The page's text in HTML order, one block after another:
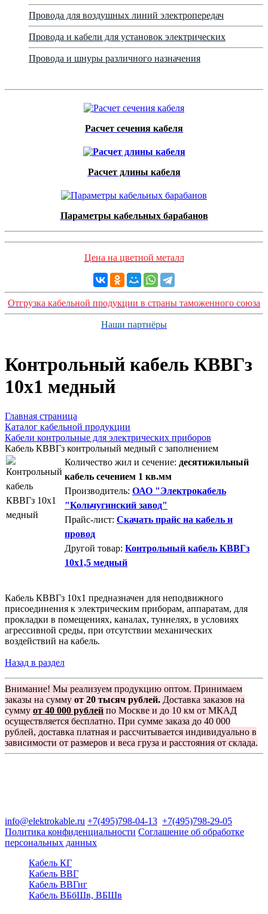
Провода для воздушных линий электропередач
Провода и кабели для установок электрических
Провода и шнуры различного назначения
Расчет сечения кабеля
Расчет длины кабеля
Параметры кабельных барабанов
Цена на цветной металл
Отгрузка кабельной продукции в страны таможенного союза
Наши партнёры
Контрольный кабель КВВГз
10х1 медный
Главная страница
Каталог кабельной продукции
Кабели контрольные для электрических приборов
Кабель КВВГз контрольный медный с заполнением
Количество жил и сечение: десятижильный
кабель сечением 1 кв.мм
Производитель: ОАО "Электрокабель
"Кольчугинский завод"
Прайс-лист: Скачать прайс на кабель и
провод
Другой товар: Контрольный кабель КВВГз
10х1,5 медный
Кабель КВВГз 10х1 предназначен для неподвижного
присоединения к электрическим приборам, аппаратам, для
прокладки в помещениях, каналах, туннелях, в условиях
агрессивной среды, при отсутствии механических
воздействий на кабель.
Назад в раздел
Внимание! Мы реализуем продукцию оптом. Принимаем
заказы на сумму от 20 тысяч рублей. Доставка заказов на
сумму от 40 000 рублей по Москве и до 10 км от МКАД
осуществляется бесплатно. При сумме заказа до 40 000
рублей, доставка платная и рассчитывается индивидуально в
зависимости от размеров и веса груза и расстояния от склада.
info@elektrokable.ru +7(495)798-04-13 +7(495)798-29-05
Политика конфиденциальности Соглашение об обработке
персональных данных
Кабель КГ
Кабель ВВГ
Кабель ВВГнг
Кабель ВБбШв, ВБШв